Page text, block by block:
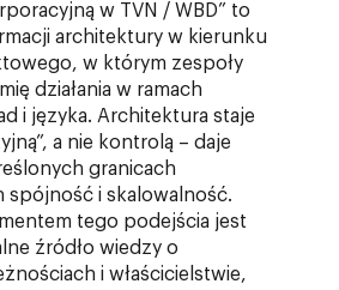
w TVN / WBD” to
architektury w kierunku
w którym zespoły
działania w ramach
i języka. Architektura staje
a nie kontrolą – daje
granicach
spójność i skalowalność.
tego podejścia jest
źródło wiedzy o
i właścicielstwie,